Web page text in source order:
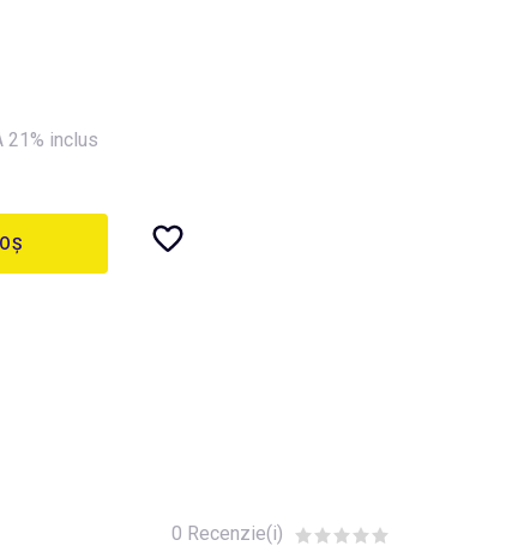
21% inclus
0 Recenzie(i)